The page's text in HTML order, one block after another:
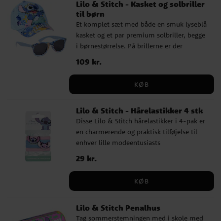
Lilo & Stitch - Kasket og solbriller
til børn
Et komplet sæt med både en smuk lyseblå
kasket og et par premium solbriller, begge
i børnestørrelse. På brillerne er der
motiver af Stitch fra serien Lilo & Stitch.
Kasketten har en omkreds på 53 cm og kan
regel passer til børn i alderen ca. 4 til 6 år.
opfylder kravene: I overensstemmelse
med standarden EN ISO 12312-1:2023 og
giver 100% beskyttelse mod UV-stråler og
solens skadelige effekter (UV400).
Klassificering: generel/daglig brug.
ikke slibende rengøringsmidler eller
på solen eller udsættelse for kunstigt
Pris: 109 kr.
109 kr.
KØB
Lilo & Stitch - Hårelastikker 4 stk
Disse Lilo & Stitch hårelastikker i 4-pak er
en charmerende og praktisk tilføjelse til
enhver lille modeentusiasts
håraccessories-samling. Hver pakke
populære serie Lilo & Stitch.
Pris:29 kr.
29 kr.
KØB
Lilo & Stitch Penalhus
Tag sommerstemningen med i skole med